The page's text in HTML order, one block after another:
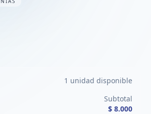
1 unidad disponible
Subtotal
$ 8.000